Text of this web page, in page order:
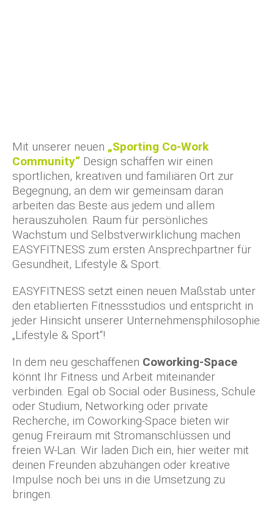
Mit unserer neuen „Sporting Co-Work
Community“ Design schaffen wir einen
sportlichen, kreativen und familiären Ort zur
Begegnung, an dem wir gemeinsam daran
arbeiten das Beste aus jedem und allem
herauszuholen. Raum für persönliches
Wachstum und Selbstverwirklichung machen
EASYFITNESS zum ersten Ansprechpartner für
Gesundheit, Lifestyle & Sport.
EASYFITNESS setzt einen neuen Maßstab unter
den etablierten Fitnessstudios und entspricht in
jeder Hinsicht unserer Unternehmensphilosophie
„Lifestyle & Sport“!
In dem neu geschaffenen Coworking-Space
könnt Ihr Fitness und Arbeit miteinander
verbinden. Egal ob Social oder Business, Schule
oder Studium, Networking oder private
Recherche, im Coworking-Space bieten wir
genug Freiraum mit Stromanschlüssen und
freien W-Lan. Wir laden Dich ein, hier weiter mit
deinen Freunden abzuhängen oder kreative
Impulse noch bei uns in die Umsetzung zu
bringen.